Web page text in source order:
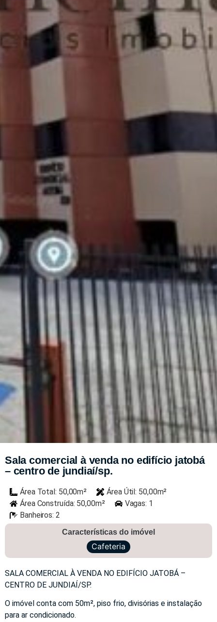
Sala comercial à venda no edifício jatobá
– centro de jundiaí/sp.
Área Total: 50,00m²
Área Útil: 50,00m²
Área Construída: 50,00m²
Vagas: 1
Banheiros: 2
Características do imóvel
Cafeteria
SALA COMERCIAL À VENDA NO EDIFÍCIO JATOBÁ –
CENTRO DE JUNDIAÍ/SP.
O imóvel conta com 50m², piso frio, divisórias e instalação
para ar condicionado.